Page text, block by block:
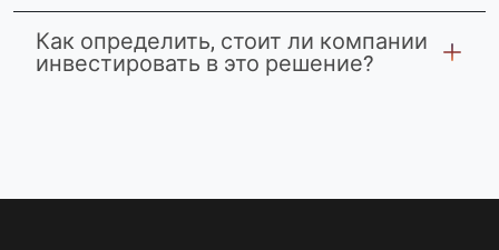
Как определить, стоит ли компании
инвестировать в это решение?